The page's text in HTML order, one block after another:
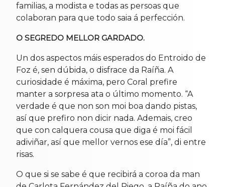
familias, a modista e todas as persoas que
colaboran para que todo saia á perfección.
O SEGREDO MELLOR GARDADO.
Un dos aspectos máis esperados do Entroido de
Foz é, sen dúbida, o disfrace da Raíña. A
curiosidade é máxima, pero Coral prefire
manter a sorpresa ata o último momento. “A
verdade é que non son moi boa dando pistas,
así que prefiro non dicir nada. Ademais, creo
que con calquera cousa que diga é moi fácil
adiviñar, así que mellor vernos ese día”, di entre
risas.
O que si se sabe é que recibirá a coroa da man